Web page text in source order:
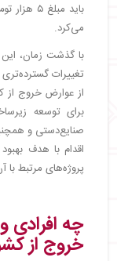
می‌کرد.
تغییرات
از عوارض خروج
برای توسعه
صنایع‌دستی و
اقدام با هدف
پروژه‌های مرتبط
چه
خروج از